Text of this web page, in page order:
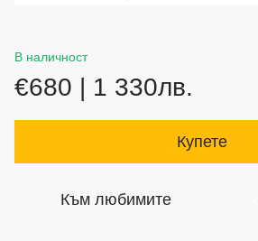
В наличност
€680 | 1 330лв.
Купете
Към любимите